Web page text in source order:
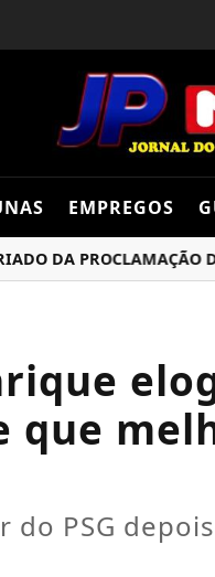
EMPREGOS
DA PROCLAMAÇÃO DA
que
PSG